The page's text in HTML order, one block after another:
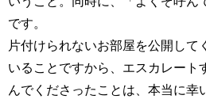
です。
片付けられないお部屋を公開して
いることですから、エスカレート
んでくださったことは、本当に幸